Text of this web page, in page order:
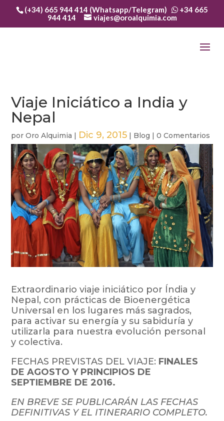
(+34) 665 944 414 (Whatsapp/Telegram)
+34 665
944 414
viajes@oroalquimia.com
Viaje Iniciático a India y
Nepal
porOro Alquimia | Dic 9, 2015 | Blog |0 Comentarios
Extraordinario viaje iniciático por Índia y
Nepal, con prácticas de Bioenergética
Universal en los lugares más sagrados,
para activar su energía y su sabiduría y
utilizarla para nuestra evolución personal
y colectiva.
FECHAS PREVISTAS DEL VIAJE: FINALES
DE AGOSTO Y PRINCIPIOS DE
SEPTIEMBRE DE 2016.
EN BREVE SE PUBLICARÁN LAS FECHAS
DEFINITIVAS Y EL ITINERARIO COMPLETO.